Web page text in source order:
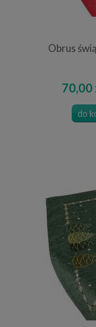
Obrus
70,00
do